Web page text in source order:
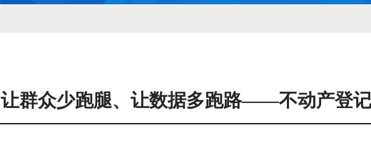
让群众少跑腿、让数据多跑路——不动产登